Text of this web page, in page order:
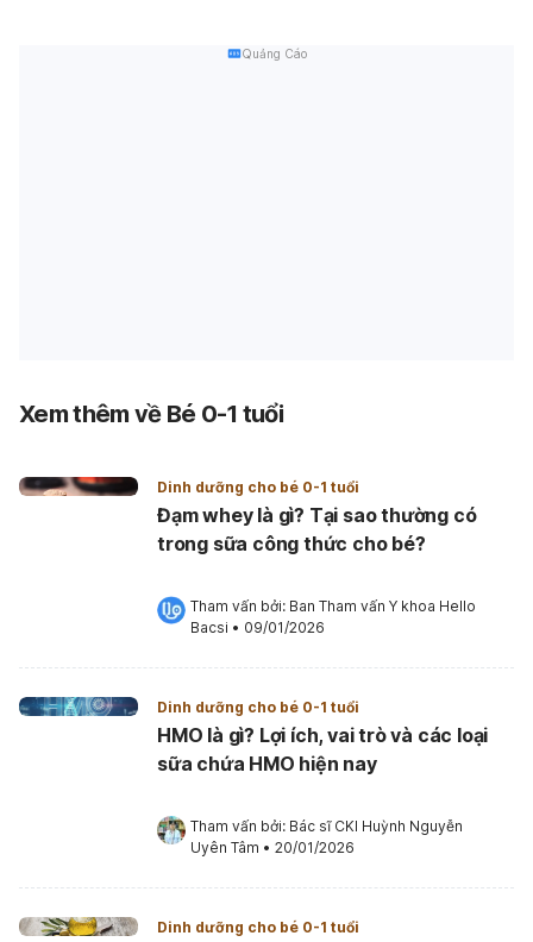
Quảng Cáo
Xem thêm về Bé 0-1 tuổi
Dinh dưỡng cho bé 0-1 tuổi
Đạm whey là gì? Tại sao thường có
trong sữa công thức cho bé?
Tham vấn bởi: Ban Tham vấn Y khoa Hello
Bacsi • 09/01/2026
Dinh dưỡng cho bé 0-1 tuổi
HMO là gì? Lợi ích, vai trò và các loại
sữa chứa HMO hiện nay
Tham vấn bởi: Bác sĩ CKI Huỳnh Nguyễn
Uyên Tâm • 20/01/2026
Dinh dưỡng cho bé 0-1 tuổi